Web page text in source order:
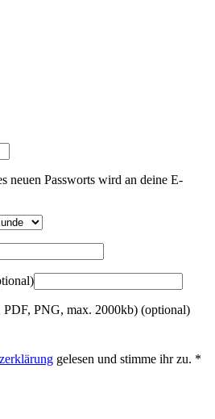
neuen Passworts wird an deine E-
PNG, max. 2000kb) (optional)
gelesen und stimme ihr zu. *